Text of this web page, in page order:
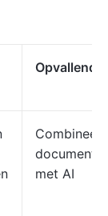
document-
met AI